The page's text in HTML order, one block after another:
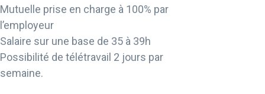
Mutuelle prise en charge à 100% par
l’employeur
Salaire sur une base de 35 à 39h
Possibilité de télétravail 2 jours par
semaine.